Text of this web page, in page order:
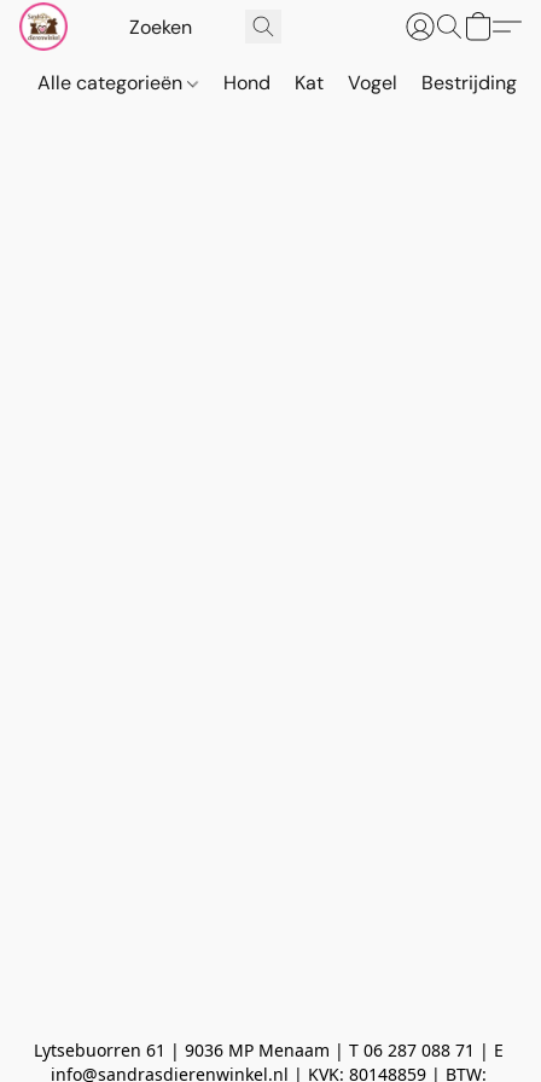
Alle categorieën Hond Kat Vogel Bestrijding
Lytsebuorren 61 | 9036 MP Menaam | T 06 287 088 71 | E
info@sandrasdierenwinkel.nl | KVK: 80148859 | BTW: